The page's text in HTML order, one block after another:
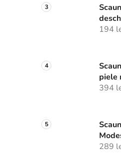
194
piele
394
289